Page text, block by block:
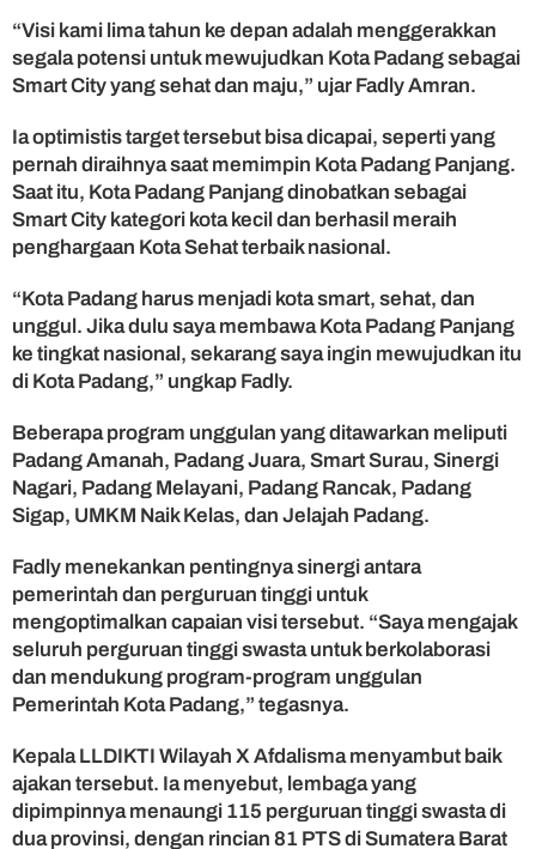
t
C
i
y
“Visi kami lima tahun ke depan adalah menggerakkan
segala potensi untuk mewujudkan Kota Padang sebagai
Smart City yang sehat dan maju,” ujar Fadly Amran.
Ia optimistis target tersebut bisa dicapai, seperti yang
pernah diraihnya saat memimpin Kota Padang Panjang.
Saat itu, Kota Padang Panjang dinobatkan sebagai
Smart City kategori kota kecil dan berhasil meraih
penghargaan Kota Sehat terbaik nasional.
“Kota Padang harus menjadi kota smart, sehat, dan
unggul. Jika dulu saya membawa Kota Padang Panjang
ke tingkat nasional, sekarang saya ingin mewujudkan itu
di Kota Padang,” ungkap Fadly.
Beberapa program unggulan yang ditawarkan meliputi
Padang Amanah, Padang Juara, Smart Surau, Sinergi
Nagari, Padang Melayani, Padang Rancak, Padang
Sigap, UMKM Naik Kelas, dan Jelajah Padang.
Fadly menekankan pentingnya sinergi antara
pemerintah dan perguruan tinggi untuk
mengoptimalkan capaian visi tersebut. “Saya mengajak
seluruh perguruan tinggi swasta untuk berkolaborasi
dan mendukung program-program unggulan
Pemerintah Kota Padang,” tegasnya.
Kepala LLDIKTI Wilayah X Afdalisma menyambut baik
ajakan tersebut. Ia menyebut, lembaga yang
dipimpinnya menaungi 115 perguruan tinggi swasta di
dua provinsi, dengan rincian 81 PTS di Sumatera Barat